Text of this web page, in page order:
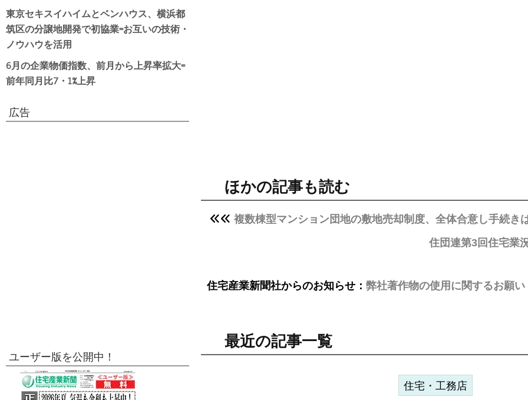
ほかの記事も読む
複数棟型マンション団地の敷地売却制度、全体合意し手続き
住団連第3回住宅業
住宅産業新聞社からのお知らせ： 弊社著作物の使用に関するお願い
最近の記事一覧
住宅・工務店
東京セキスイハイムとベンハウス、横浜都
筑区の分譲地開発で初協業=お互いの技術・
ノウハウを活用
6月の企業物価指数、前月から上昇率拡大=
前年同月比7・1%上昇
広告
ユーザー版を公開中！